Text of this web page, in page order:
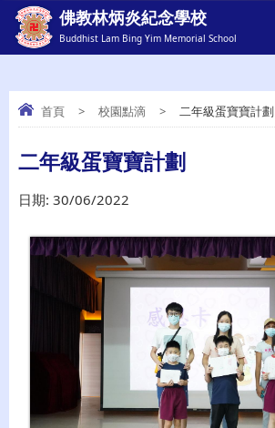
佛教林炳炎紀念學校
Buddhist Lam Bing Yim Memorial School
二年級蛋寶寶計劃
首頁 > 校園點滴 > 二年級蛋寶寶計劃
二年級蛋寶寶計劃
日期: 30/06/2022